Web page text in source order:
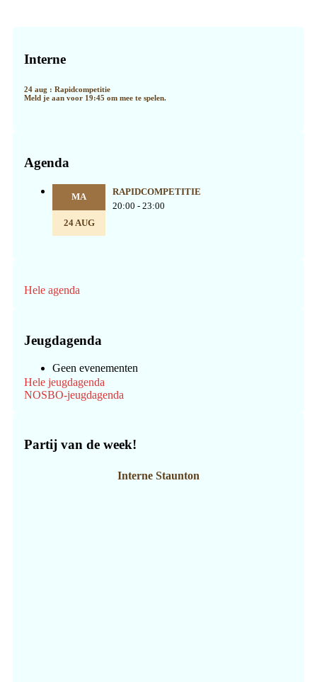
Sidebar
Interne
24 aug : Rapidcompetitie
Meld je aan voor 19:45 om mee te spelen.
Agenda
MA
24 AUG
RAPIDCOMPETITIE
20:00 - 23:00
Hele agenda
Jeugdagenda
Geen evenementen
Hele jeugdagenda
NOSBO-jeugdagenda
Partij van de week!
Interne Staunton